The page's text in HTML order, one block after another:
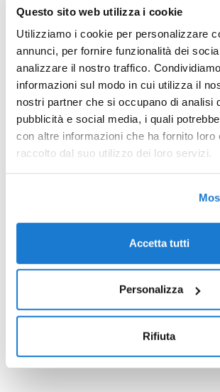
Questo sito web utilizza i cookie
Utilizziamo i cookie per personalizzare
annunci, per fornire funzionalità dei
analizzare il nostro traffico.
informazioni sul modo in cui utilizza il
nostri partner che si occupano di analisi
pubblicità e social media, i quali
con altre informazioni che ha fornito loro
raccolto dal suo utilizzo dei loro servizi.
Accetta tutti
Personalizza
Rifiuta
GRAZIE PER
RICHIESTA
Abbiamo ricevuto le tue
nostro esperto ti contatterà
discutere insieme i